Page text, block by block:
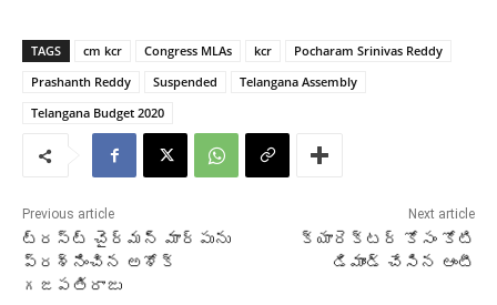
TAGS cm kcr Congress MLAs kcr
Pocharam Srinivas Reddy
Prashanth Reddy
Suspended
Telangana Assembly
Telangana Budget 2020
Previous article
ట్రస్ట్‌ చైర్మన్‌ మార్పును
ప్రశ్నించిన అశోక్
గజపతిరాజు
Next article
క్యారెక్టర్ కోసం కోటి
డిమాండ్ చేసిన ఆంటీ